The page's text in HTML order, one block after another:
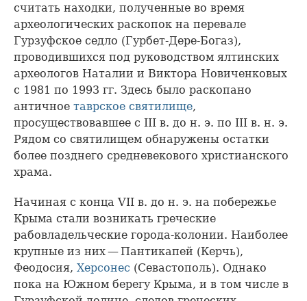
считать находки, полученные во время
археологических раскопок на перевале
Гурзуфское седло (Гурбет-Дере-Богаз),
проводившихся под руководством ялтинских
археологов Наталии и Виктора Новиченковых
с 1981 по 1993 гг. Здесь было раскопано
античное таврское святилище,
просуществовавшее с III в. до н. э. по III в. н. э.
Рядом со святилищем обнаружены остатки
более позднего средневекового христианского
храма.
Начиная с конца VII в. до н. э. на побережье
Крыма стали возникать греческие
рабовладельческие города-колонии. Наиболее
крупные из них — Пантикапей (Керчь),
Феодосия, Херсонес (Севастополь). Однако
пока на Южном берегу Крыма, и в том числе в